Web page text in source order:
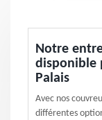
Notre
disponible
Palais
Avec nos
différentes